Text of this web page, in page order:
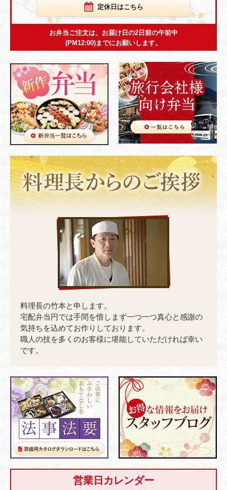
定休日はこちら
お弁当ご注文は、お届け日の2日前の午前中
(PM12:00)までにお願いします。
料理長の竹本と申します。
宅配弁当円では手間を惜しまず一つ一つ真心と感謝の
気持ちを込めてお作りしております。
職人の技を多くのお客様に堪能していただければ幸い
です。
営業日カレンダー